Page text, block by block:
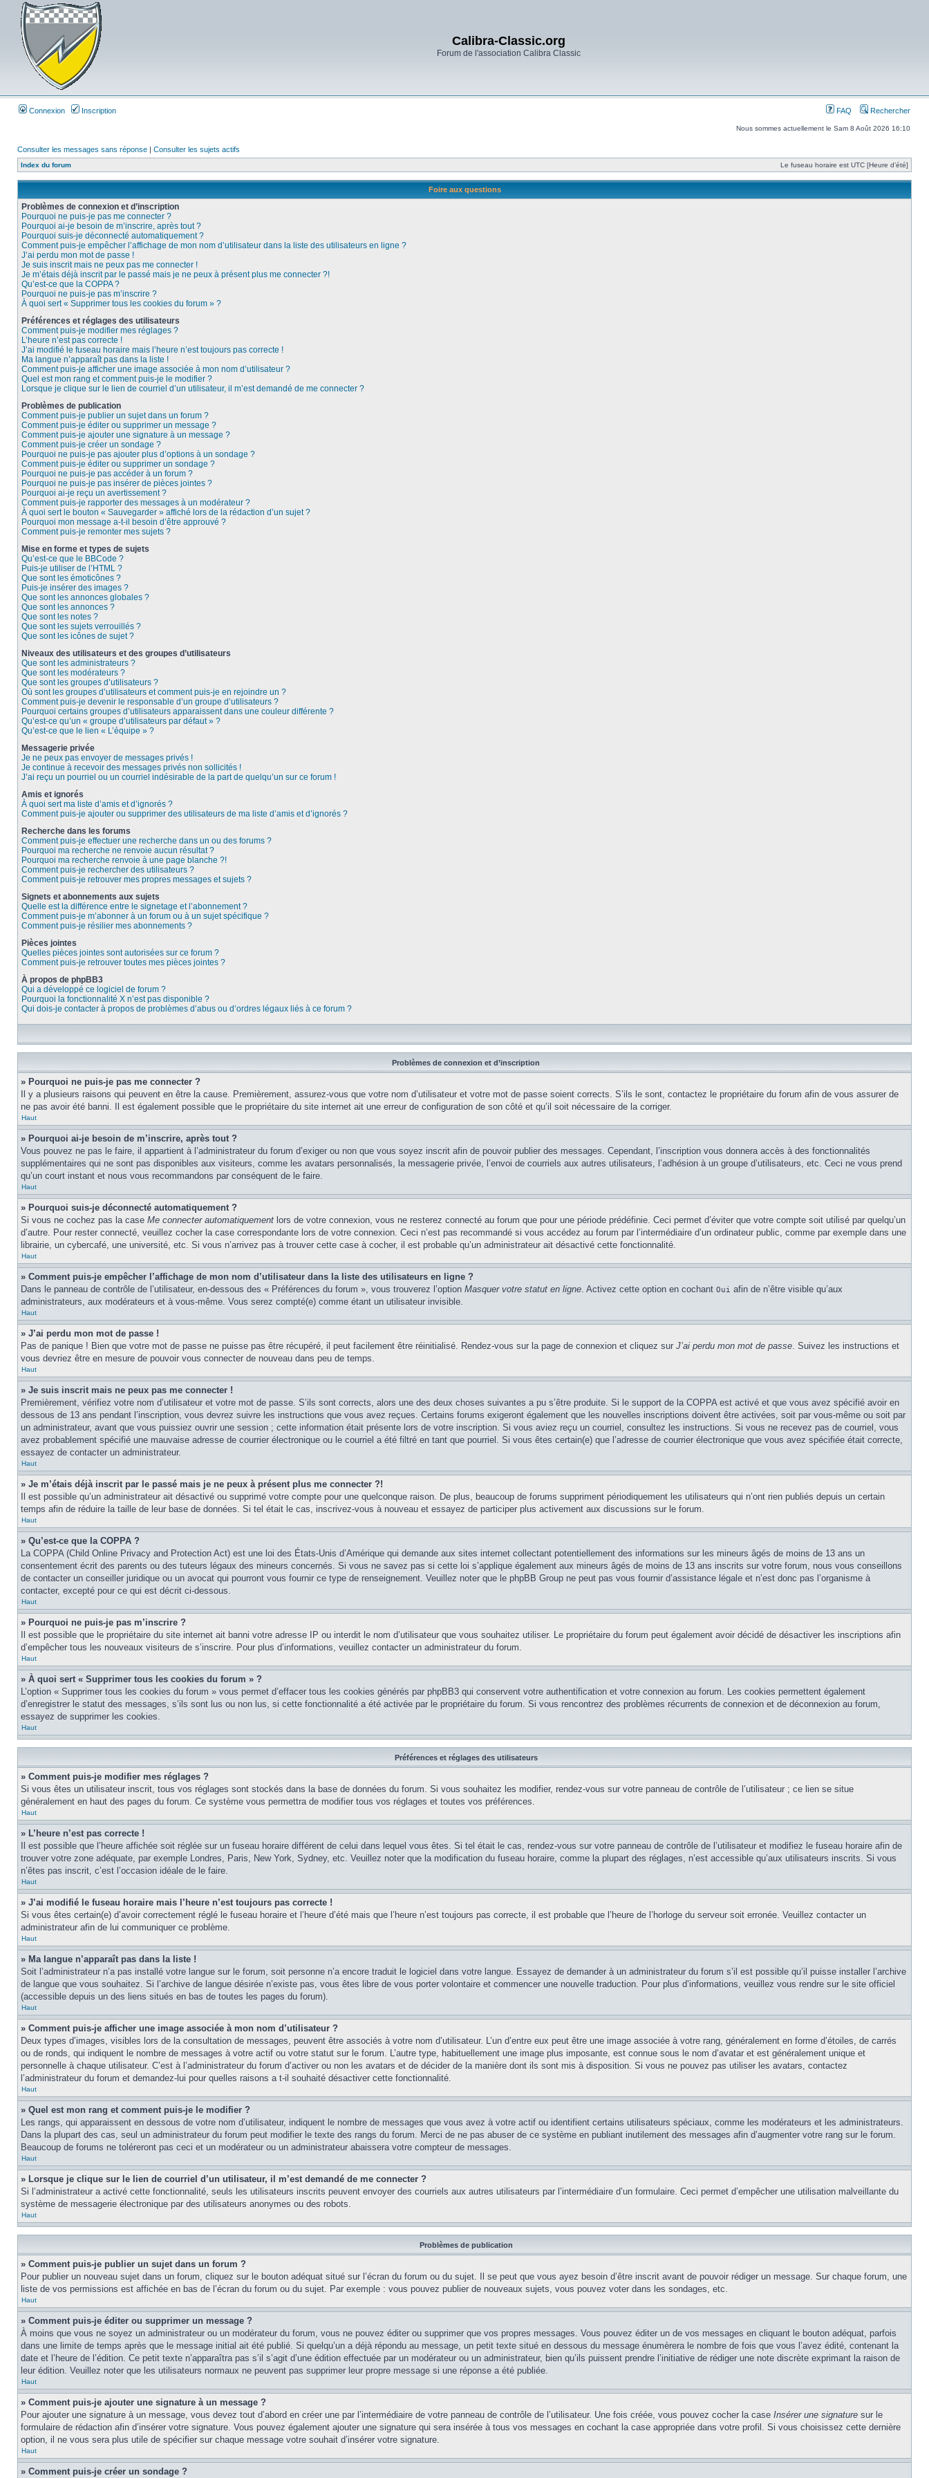
Calibra-Classic.org
Forum de l'association Calibra Classic
Connexion Inscription FAQ Rechercher
Nous sommes actuellement le Sam 8 Août 2026 16:10
Consulter les messages sans réponse | Consulter les sujets actifs
Index du forum Le fuseau horaire est UTC [Heure d’été]
Foire aux questions
Problèmes de connexion et d’inscription
Pourquoi ne puis-je pas me connecter ?
Pourquoi ai-je besoin de m’inscrire, après tout ?
Pourquoi suis-je déconnecté automatiquement ?
Comment puis-je empêcher l’affichage de mon nom d’utilisateur dans la liste des utilisateurs en ligne ?
J’ai perdu mon mot de passe !
Je suis inscrit mais ne peux pas me connecter !
Je m’étais déjà inscrit par le passé mais je ne peux à présent plus me connecter ?!
Qu’est-ce que la COPPA ?
Pourquoi ne puis-je pas m’inscrire ?
À quoi sert « Supprimer tous les cookies du forum » ?
Préférences et réglages des utilisateurs
Comment puis-je modifier mes réglages ?
L’heure n’est pas correcte !
J’ai modifié le fuseau horaire mais l’heure n’est toujours pas correcte !
Ma langue n’apparaît pas dans la liste !
Comment puis-je afficher une image associée à mon nom d’utilisateur ?
Quel est mon rang et comment puis-je le modifier ?
Lorsque je clique sur le lien de courriel d’un utilisateur, il m’est demandé de me connecter ?
Problèmes de publication
Comment puis-je publier un sujet dans un forum ?
Comment puis-je éditer ou supprimer un message ?
Comment puis-je ajouter une signature à un message ?
Comment puis-je créer un sondage ?
Pourquoi ne puis-je pas ajouter plus d’options à un sondage ?
Comment puis-je éditer ou supprimer un sondage ?
Pourquoi ne puis-je pas accéder à un forum ?
Pourquoi ne puis-je pas insérer de pièces jointes ?
Pourquoi ai-je reçu un avertissement ?
Comment puis-je rapporter des messages à un modérateur ?
À quoi sert le bouton « Sauvegarder » affiché lors de la rédaction d’un sujet ?
Pourquoi mon message a-t-il besoin d’être approuvé ?
Comment puis-je remonter mes sujets ?
Mise en forme et types de sujets
Qu’est-ce que le BBCode ?
Puis-je utiliser de l’HTML ?
Que sont les émoticônes ?
Puis-je insérer des images ?
Que sont les annonces globales ?
Que sont les annonces ?
Que sont les notes ?
Que sont les sujets verrouillés ?
Que sont les icônes de sujet ?
Niveaux des utilisateurs et des groupes d’utilisateurs
Que sont les administrateurs ?
Que sont les modérateurs ?
Que sont les groupes d’utilisateurs ?
Où sont les groupes d’utilisateurs et comment puis-je en rejoindre un ?
Comment puis-je devenir le responsable d’un groupe d’utilisateurs ?
Pourquoi certains groupes d’utilisateurs apparaissent dans une couleur différente ?
Qu’est-ce qu’un « groupe d’utilisateurs par défaut » ?
Qu’est-ce que le lien « L’équipe » ?
Messagerie privée
Je ne peux pas envoyer de messages privés !
Je continue à recevoir des messages privés non sollicités !
J’ai reçu un pourriel ou un courriel indésirable de la part de quelqu’un sur ce forum !
Amis et ignorés
À quoi sert ma liste d’amis et d’ignorés ?
Comment puis-je ajouter ou supprimer des utilisateurs de ma liste d’amis et d’ignorés ?
Recherche dans les forums
Comment puis-je effectuer une recherche dans un ou des forums ?
Pourquoi ma recherche ne renvoie aucun résultat ?
Pourquoi ma recherche renvoie à une page blanche ?!
Comment puis-je rechercher des utilisateurs ?
Comment puis-je retrouver mes propres messages et sujets ?
Signets et abonnements aux sujets
Quelle est la différence entre le signetage et l’abonnement ?
Comment puis-je m’abonner à un forum ou à un sujet spécifique ?
Comment puis-je résilier mes abonnements ?
Pièces jointes
Quelles pièces jointes sont autorisées sur ce forum ?
Comment puis-je retrouver toutes mes pièces jointes ?
À propos de phpBB3
Qui a développé ce logiciel de forum ?
Pourquoi la fonctionnalité X n’est pas disponible ?
Qui dois-je contacter à propos de problèmes d’abus ou d’ordres légaux liés à ce forum ?
Problèmes de connexion et d’inscription
» Pourquoi ne puis-je pas me connecter ?
Il y a plusieurs raisons qui peuvent en être la cause. Premièrement, assurez-vous que votre nom d’utilisateur et votre mot de passe soient corrects. S’ils le sont, contactez le propriétaire du forum afin de vous assurer de
ne pas avoir été banni. Il est également possible que le propriétaire du site internet ait une erreur de configuration de son côté et qu’il soit nécessaire de la corriger.
Haut
» Pourquoi ai-je besoin de m’inscrire, après tout ?
Vous pouvez ne pas le faire, il appartient à l’administrateur du forum d’exiger ou non que vous soyez inscrit afin de pouvoir publier des messages. Cependant, l’inscription vous donnera accès à des fonctionnalités
supplémentaires qui ne sont pas disponibles aux visiteurs, comme les avatars personnalisés, la messagerie privée, l’envoi de courriels aux autres utilisateurs, l’adhésion à un groupe d’utilisateurs, etc. Ceci ne vous prend
qu’un court instant et nous vous recommandons par conséquent de le faire.
Haut
» Pourquoi suis-je déconnecté automatiquement ?
Si vous ne cochez pas la case Me connecter automatiquement lors de votre connexion, vous ne resterez connecté au forum que pour une période prédéfinie. Ceci permet d’éviter que votre compte soit utilisé par quelqu’un
d’autre. Pour rester connecté, veuillez cocher la case correspondante lors de votre connexion. Ceci n’est pas recommandé si vous accédez au forum par l’intermédiaire d’un ordinateur public, comme par exemple dans une
librairie, un cybercafé, une université, etc. Si vous n’arrivez pas à trouver cette case à cocher, il est probable qu’un administrateur ait désactivé cette fonctionnalité.
Haut
» Comment puis-je empêcher l’affichage de mon nom d’utilisateur dans la liste des utilisateurs en ligne ?
Dans le panneau de contrôle de l’utilisateur, en-dessous des « Préférences du forum », vous trouverez l’option Masquer votre statut en ligne. Activez cette option en cochant Oui afin de n’être visible qu’aux
administrateurs, aux modérateurs et à vous-même. Vous serez compté(e) comme étant un utilisateur invisible.
Haut
» J’ai perdu mon mot de passe !
Pas de panique ! Bien que votre mot de passe ne puisse pas être récupéré, il peut facilement être réinitialisé. Rendez-vous sur la page de connexion et cliquez sur J’ai perdu mon mot de passe. Suivez les instructions et
vous devriez être en mesure de pouvoir vous connecter de nouveau dans peu de temps.
Haut
» Je suis inscrit mais ne peux pas me connecter !
Premièrement, vérifiez votre nom d’utilisateur et votre mot de passe. S’ils sont corrects, alors une des deux choses suivantes a pu s’être produite. Si le support de la COPPA est activé et que vous avez spécifié avoir en
dessous de 13 ans pendant l’inscription, vous devrez suivre les instructions que vous avez reçues. Certains forums exigeront également que les nouvelles inscriptions doivent être activées, soit par vous-même ou soit par
un administrateur, avant que vous puissiez ouvrir une session ; cette information était présente lors de votre inscription. Si vous aviez reçu un courriel, consultez les instructions. Si vous ne recevez pas de courriel, vous
avez probablement spécifié une mauvaise adresse de courrier électronique ou le courriel a été filtré en tant que pourriel. Si vous êtes certain(e) que l’adresse de courrier électronique que vous avez spécifiée était correcte,
essayez de contacter un administrateur.
Haut
» Je m’étais déjà inscrit par le passé mais je ne peux à présent plus me connecter ?!
Il est possible qu’un administrateur ait désactivé ou supprimé votre compte pour une quelconque raison. De plus, beaucoup de forums suppriment périodiquement les utilisateurs qui n’ont rien publiés depuis un certain
temps afin de réduire la taille de leur base de données. Si tel était le cas, inscrivez-vous à nouveau et essayez de participer plus activement aux discussions sur le forum.
Haut
» Qu’est-ce que la COPPA ?
La COPPA (Child Online Privacy and Protection Act) est une loi des États-Unis d’Amérique qui demande aux sites internet collectant potentiellement des informations sur les mineurs âgés de moins de 13 ans un
consentement écrit des parents ou des tuteurs légaux des mineurs concernés. Si vous ne savez pas si cette loi s’applique également aux mineurs âgés de moins de 13 ans inscrits sur votre forum, nous vous conseillons
de contacter un conseiller juridique ou un avocat qui pourront vous fournir ce type de renseignement. Veuillez noter que le phpBB Group ne peut pas vous fournir d’assistance légale et n’est donc pas l’organisme à
contacter, excepté pour ce qui est décrit ci-dessous.
Haut
» Pourquoi ne puis-je pas m’inscrire ?
Il est possible que le propriétaire du site internet ait banni votre adresse IP ou interdit le nom d’utilisateur que vous souhaitez utiliser. Le propriétaire du forum peut également avoir décidé de désactiver les inscriptions afin
d’empêcher tous les nouveaux visiteurs de s’inscrire. Pour plus d’informations, veuillez contacter un administrateur du forum.
Haut
» À quoi sert « Supprimer tous les cookies du forum » ?
L’option « Supprimer tous les cookies du forum » vous permet d’effacer tous les cookies générés par phpBB3 qui conservent votre authentification et votre connexion au forum. Les cookies permettent également
d’enregistrer le statut des messages, s’ils sont lus ou non lus, si cette fonctionnalité a été activée par le propriétaire du forum. Si vous rencontrez des problèmes récurrents de connexion et de déconnexion au forum,
essayez de supprimer les cookies.
Haut
Préférences et réglages des utilisateurs
» Comment puis-je modifier mes réglages ?
Si vous êtes un utilisateur inscrit, tous vos réglages sont stockés dans la base de données du forum. Si vous souhaitez les modifier, rendez-vous sur votre panneau de contrôle de l’utilisateur ; ce lien se situe
généralement en haut des pages du forum. Ce système vous permettra de modifier tous vos réglages et toutes vos préférences.
Haut
» L’heure n’est pas correcte !
Il est possible que l’heure affichée soit réglée sur un fuseau horaire différent de celui dans lequel vous êtes. Si tel était le cas, rendez-vous sur votre panneau de contrôle de l’utilisateur et modifiez le fuseau horaire afin de
trouver votre zone adéquate, par exemple Londres, Paris, New York, Sydney, etc. Veuillez noter que la modification du fuseau horaire, comme la plupart des réglages, n’est accessible qu’aux utilisateurs inscrits. Si vous
n’êtes pas inscrit, c’est l’occasion idéale de le faire.
Haut
» J’ai modifié le fuseau horaire mais l’heure n’est toujours pas correcte !
Si vous êtes certain(e) d’avoir correctement réglé le fuseau horaire et l’heure d’été mais que l’heure n’est toujours pas correcte, il est probable que l’heure de l’horloge du serveur soit erronée. Veuillez contacter un
administrateur afin de lui communiquer ce problème.
Haut
» Ma langue n’apparaît pas dans la liste !
Soit l’administrateur n’a pas installé votre langue sur le forum, soit personne n’a encore traduit le logiciel dans votre langue. Essayez de demander à un administrateur du forum s’il est possible qu’il puisse installer l’archive
de langue que vous souhaitez. Si l’archive de langue désirée n’existe pas, vous êtes libre de vous porter volontaire et commencer une nouvelle traduction. Pour plus d’informations, veuillez vous rendre sur le site officiel
(accessible depuis un des liens situés en bas de toutes les pages du forum).
Haut
» Comment puis-je afficher une image associée à mon nom d’utilisateur ?
Deux types d’images, visibles lors de la consultation de messages, peuvent être associés à votre nom d’utilisateur. L’un d’entre eux peut être une image associée à votre rang, généralement en forme d’étoiles, de carrés
ou de ronds, qui indiquent le nombre de messages à votre actif ou votre statut sur le forum. L’autre type, habituellement une image plus imposante, est connue sous le nom d’avatar et est généralement unique et
personnelle à chaque utilisateur. C’est à l’administrateur du forum d’activer ou non les avatars et de décider de la manière dont ils sont mis à disposition. Si vous ne pouvez pas utiliser les avatars, contactez
l’administrateur du forum et demandez-lui pour quelles raisons a t-il souhaité désactiver cette fonctionnalité.
Haut
» Quel est mon rang et comment puis-je le modifier ?
Les rangs, qui apparaissent en dessous de votre nom d’utilisateur, indiquent le nombre de messages que vous avez à votre actif ou identifient certains utilisateurs spéciaux, comme les modérateurs et les administrateurs.
Dans la plupart des cas, seul un administrateur du forum peut modifier le texte des rangs du forum. Merci de ne pas abuser de ce système en publiant inutilement des messages afin d’augmenter votre rang sur le forum.
Beaucoup de forums ne toléreront pas ceci et un modérateur ou un administrateur abaissera votre compteur de messages.
Haut
» Lorsque je clique sur le lien de courriel d’un utilisateur, il m’est demandé de me connecter ?
Si l’administrateur a activé cette fonctionnalité, seuls les utilisateurs inscrits peuvent envoyer des courriels aux autres utilisateurs par l’intermédiaire d’un formulaire. Ceci permet d’empêcher une utilisation malveillante du
système de messagerie électronique par des utilisateurs anonymes ou des robots.
Haut
Problèmes de publication
» Comment puis-je publier un sujet dans un forum ?
Pour publier un nouveau sujet dans un forum, cliquez sur le bouton adéquat situé sur l’écran du forum ou du sujet. Il se peut que vous ayez besoin d’être inscrit avant de pouvoir rédiger un message. Sur chaque forum, une
liste de vos permissions est affichée en bas de l’écran du forum ou du sujet. Par exemple : vous pouvez publier de nouveaux sujets, vous pouvez voter dans les sondages, etc.
Haut
» Comment puis-je éditer ou supprimer un message ?
À moins que vous ne soyez un administrateur ou un modérateur du forum, vous ne pouvez éditer ou supprimer que vos propres messages. Vous pouvez éditer un de vos messages en cliquant le bouton adéquat, parfois
dans une limite de temps après que le message initial ait été publié. Si quelqu’un a déjà répondu au message, un petit texte situé en dessous du message énumèrera le nombre de fois que vous l’avez édité, contenant la
date et l’heure de l’édition. Ce petit texte n’apparaîtra pas s’il s’agit d’une édition effectuée par un modérateur ou un administrateur, bien qu’ils puissent prendre l’initiative de rédiger une note discrète exprimant la raison de
leur édition. Veuillez noter que les utilisateurs normaux ne peuvent pas supprimer leur propre message si une réponse a été publiée.
Haut
» Comment puis-je ajouter une signature à un message ?
Pour ajouter une signature à un message, vous devez tout d’abord en créer une par l’intermédiaire de votre panneau de contrôle de l’utilisateur. Une fois créée, vous pouvez cocher la case Insérer une signature sur le
formulaire de rédaction afin d’insérer votre signature. Vous pouvez également ajouter une signature qui sera insérée à tous vos messages en cochant la case appropriée dans votre profil. Si vous choisissez cette dernière
option, il ne vous sera plus utile de spécifier sur chaque message votre souhait d’insérer votre signature.
Haut
» Comment puis-je créer un sondage ?